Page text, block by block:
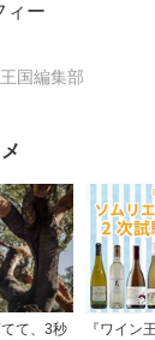
ィー
国編集部
て、3秒
『ワイン